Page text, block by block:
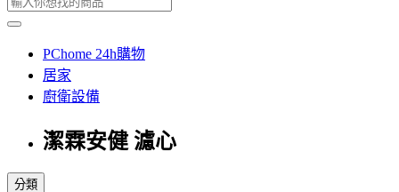
PChome 24h購物
居家
廚衛設備
潔霖安健 濾心
分類